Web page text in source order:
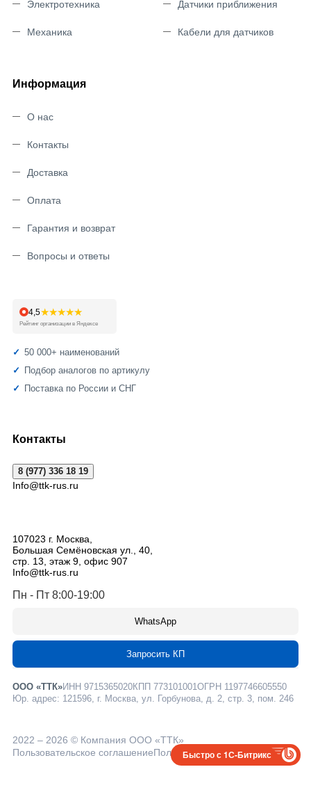
Электротехника
Механика
Датчики приближения
Кабели для датчиков
Информация
О нас
Контакты
Доставка
Оплата
Гарантия и возврат
Вопросы и ответы
4,5★★★★★
Рейтинг организации в Яндексе
50 000+ наименований
Подбор аналогов по артикулу
Поставка по России и СНГ
Контакты
8 (977) 336 18 19
Info@ttk-rus.ru
107023 г. Москва,
Большая Семёновская ул., 40,
стр. 13, этаж 9, офис 907
Info@ttk-rus.ru
Пн - Пт 8:00-19:00
WhatsApp
Запросить КП
ООО «ТТК»ИНН 9715365020КПП 773101001ОГРН 1197746605550
Юр. адрес: 121596, г. Москва, ул. Горбунова, д. 2, стр. 3, пом. 246
2022 – 2026 © Компания ООО «ТТК»
Пользовательское соглашениеПолитика конфиденциальности
Быстро с 1С-Битрикс